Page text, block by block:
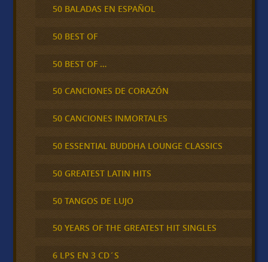
50 BALADAS EN ESPAÑOL
50 BEST OF
50 BEST OF …
50 CANCIONES DE CORAZÓN
50 CANCIONES INMORTALES
50 ESSENTIAL BUDDHA LOUNGE CLASSICS
50 GREATEST LATIN HITS
50 TANGOS DE LUJO
50 YEARS OF THE GREATEST HIT SINGLES
6 LPS EN 3 CD´S